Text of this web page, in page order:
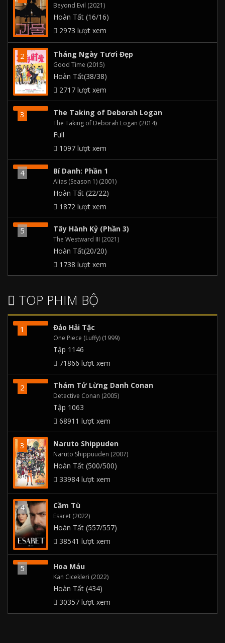
Beyond Evil (2021)
Hoàn Tất (16/16)
2973 lượt xem
Tháng Ngày Tươi Đẹp
Good Time (2015)
Hoàn Tất(38/38)
2717 lượt xem
The Taking of Deborah Logan
The Taking of Deborah Logan (2014)
Full
1097 lượt xem
Bí Danh: Phần 1
Alias (Season 1) (2001)
Hoàn Tất (22/22)
1872 lượt xem
Tây Hành Kỷ (Phần 3)
The Westward III (2021)
Hoàn Tất(20/20)
1738 lượt xem
TOP PHIM BỘ
Đảo Hải Tặc
One Piece (Luffy) (1999)
Tập 1146
71866 lượt xem
Thám Tử Lừng Danh Conan
Detective Conan (2005)
Tập 1063
68911 lượt xem
Naruto Shippuden
Naruto Shippuuden (2007)
Hoàn Tất (500/500)
33984 lượt xem
Cầm Tù
Esaret (2022)
Hoàn Tất (557/557)
38541 lượt xem
Hoa Máu
Kan Cicekleri (2022)
Hoàn Tất (434)
30357 lượt xem